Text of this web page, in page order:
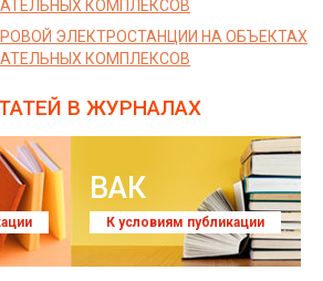
КОМПЛЕКСОВ
ЭЛЕКТРОСТАНЦИИ НА ОБЪЕКТАХ
КОМПЛЕКСОВ
В ЖУРНАЛАХ
ВАК
К условиям публикации